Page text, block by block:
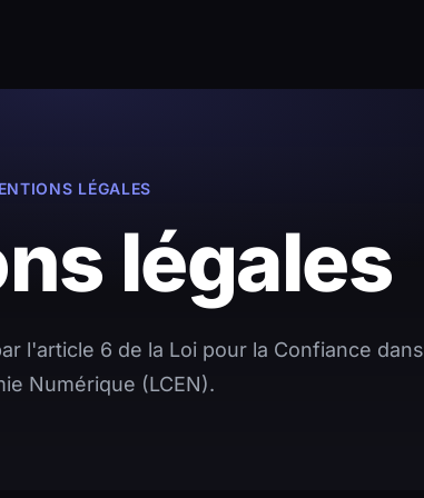
LÉGALES
légales
l'article 6 de la Loi pour la Confiance dans
Numérique (LCEN).